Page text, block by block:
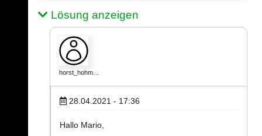
Lösung anzeigen
horst_hohm…
28.04.2021 - 17:36
Hallo Mario,